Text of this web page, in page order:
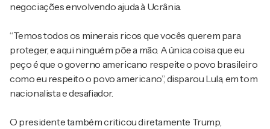
negociações envolvendo ajuda à Ucrânia.
“Temos todos os minerais ricos que vocês querem para
proteger, e aqui ninguém põe a mão. A única coisa que eu
peço é que o governo americano respeite o povo brasileiro
como eu respeito o povo americano”, disparou Lula, em tom
nacionalista e desafiador.
O presidente também criticou diretamente Trump,